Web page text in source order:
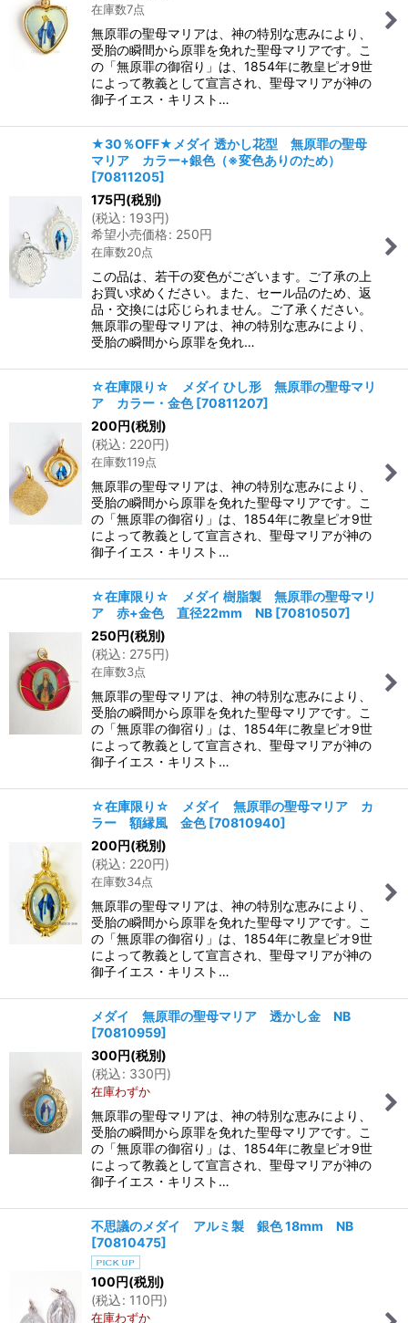
在庫数7点
無原罪の聖母マリアは、神の特別な恵みにより、
受胎の瞬間から原罪を免れた聖母マリアです。こ
の「無原罪の御宿り」は、1854年に教皇ピオ9世
によって教義として宣言され、聖母マリアが神の
御子イエス・キリスト…
★30％OFF★メダイ 透かし花型 無原罪の聖母
マリア カラー+銀色（※変色ありのため）
[70811205]
175円(税別)
(税込: 193円)
希望小売価格: 250円
在庫数20点
この品は、若干の変色がございます。ご了承の上
お買い求めください。また、セール品のため、返
品・交換には応じられません。ご了承ください。
無原罪の聖母マリアは、神の特別な恵みにより、
受胎の瞬間から原罪を免れ…
☆在庫限り☆ メダイ ひし形 無原罪の聖母マリ
ア カラー・金色 [70811207]
200円(税別)
(税込: 220円)
在庫数119点
無原罪の聖母マリアは、神の特別な恵みにより、
受胎の瞬間から原罪を免れた聖母マリアです。こ
の「無原罪の御宿り」は、1854年に教皇ピオ9世
によって教義として宣言され、聖母マリアが神の
御子イエス・キリスト…
☆在庫限り☆ メダイ 樹脂製 無原罪の聖母マリ
ア 赤+金色 直径22mm NB [70810507]
250円(税別)
(税込: 275円)
在庫数3点
無原罪の聖母マリアは、神の特別な恵みにより、
受胎の瞬間から原罪を免れた聖母マリアです。こ
の「無原罪の御宿り」は、1854年に教皇ピオ9世
によって教義として宣言され、聖母マリアが神の
御子イエス・キリスト…
☆在庫限り☆ メダイ 無原罪の聖母マリア カ
ラー 額縁風 金色 [70810940]
200円(税別)
(税込: 220円)
在庫数34点
無原罪の聖母マリアは、神の特別な恵みにより、
受胎の瞬間から原罪を免れた聖母マリアです。こ
の「無原罪の御宿り」は、1854年に教皇ピオ9世
によって教義として宣言され、聖母マリアが神の
御子イエス・キリスト…
メダイ 無原罪の聖母マリア 透かし金 NB
[70810959]
300円(税別)
(税込: 330円)
在庫わずか
無原罪の聖母マリアは、神の特別な恵みにより、
受胎の瞬間から原罪を免れた聖母マリアです。こ
の「無原罪の御宿り」は、1854年に教皇ピオ9世
によって教義として宣言され、聖母マリアが神の
御子イエス・キリスト…
不思議のメダイ アルミ製 銀色 18mm NB
[70810475]
100円(税別)
(税込: 110円)
在庫わずか